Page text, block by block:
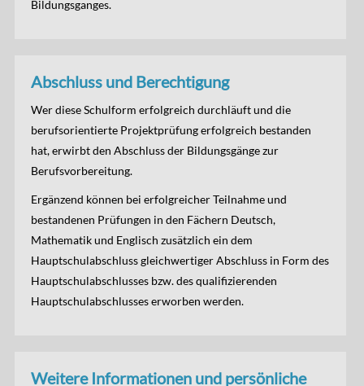
Bildungsganges.
Abschluss und Berechtigung
Wer diese Schulform erfolgreich durchläuft und die
berufsorientierte Projektprüfung erfolgreich bestanden
hat, erwirbt den Abschluss der Bildungsgänge zur
Berufsvorbereitung.
Ergänzend können bei erfolgreicher Teilnahme und
bestandenen Prüfungen in den Fächern Deutsch,
Mathematik und Englisch zusätzlich ein dem
Hauptschulabschluss gleichwertiger Abschluss in Form des
Hauptschulabschlusses bzw. des qualifizierenden
Hauptschulabschlusses erworben werden.
Weitere Informationen und persönliche